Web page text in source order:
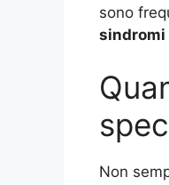
sono
sindromi
Non